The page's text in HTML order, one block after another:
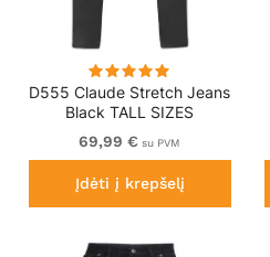
D555 Claude Stretch Jeans
Black TALL SIZES
69,99 € su PVM
Įdėti į krepšelį